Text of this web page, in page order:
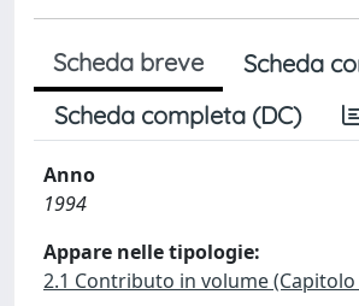
Scheda breve
Scheda
Scheda completa (DC)
Anno
1994
Appare nelle tipologie:
2.1 Contributo in volume (Capitolo